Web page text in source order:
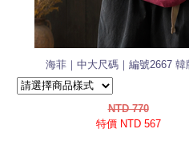
海菲｜中大尺碼｜編號2667
NTD 770
特價 NTD 567